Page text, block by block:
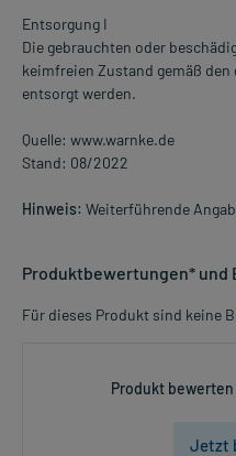
Entsorgung I
Die gebrauchten oder
keimfreien Zustand gemäß den
entsorgt werden.
Quelle: www.warnke.de
Stand: 08/2022
Hinweis: Weiterführende
Produktbewertungen* und
Für dieses Produkt sind keine
Produkt
Jetzt